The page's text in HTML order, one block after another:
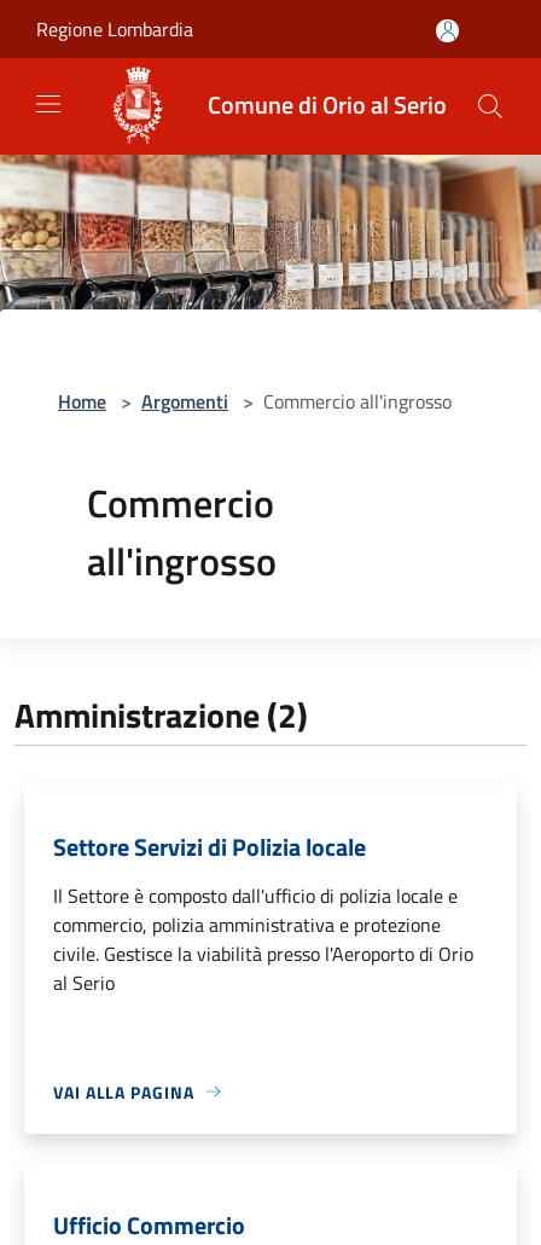
Regione Lombardia
Comune di Orio al Serio
Home > Argomenti > Commercio all'ingrosso
Commercio
all'ingrosso
Amministrazione (2)
Settore Servizi di Polizia locale
Il Settore è composto dall'ufficio di polizia locale e
commercio, polizia amministrativa e protezione
civile. Gestisce la viabilità presso l'Aeroporto di Orio
al Serio
VAI ALLA PAGINA
Ufficio Commercio